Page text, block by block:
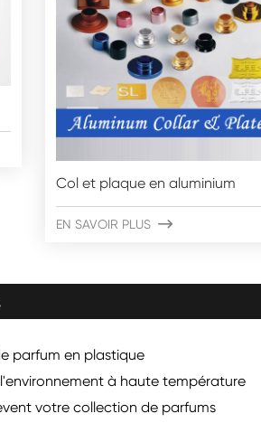
Col et plaque en aluminium
EN SAVOIR PLUS 
parfum en plastique
à haute température
votre collection de parfums